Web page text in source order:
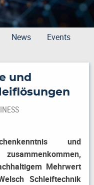
News Events
und
und
Mehrwert
Schleiftechnik